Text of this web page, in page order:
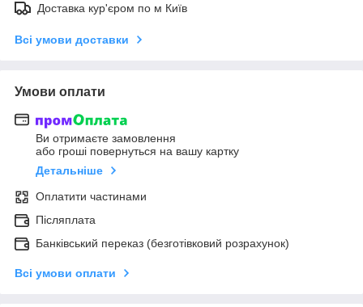
Доставка кур'єром по м Київ
Всі умови доставки
Умови оплати
Ви отримаєте замовлення
або гроші повернуться на вашу картку
Детальніше
Оплатити частинами
Післяплата
Банківський переказ (безготівковий розрахунок)
Всі умови оплати